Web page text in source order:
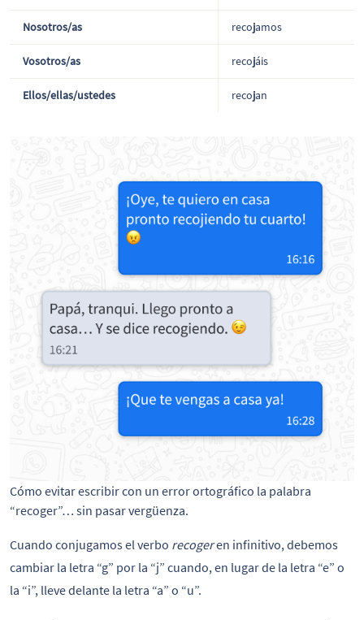
Nosotros/as recojamos
Vosotros/as recojáis
Ellos/ellas/ustedes recojan
Cómo evitar escribir con un error ortográfico la palabra
“recoger”… sin pasar vergüenza.
Cuando conjugamos el verbo recogeren infinitivo, debemos
cambiar la letra “g” por la “j” cuando, en lugar de la letra “e” o
la “i”, lleve delante la letra “a” o “u”.